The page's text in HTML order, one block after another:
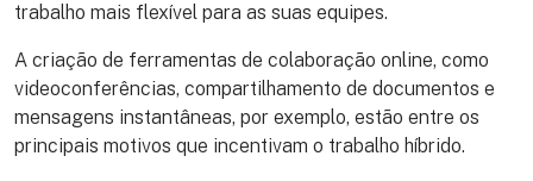
trabalho mais flexível para as suas equipes.
A criação de ferramentas de colaboração online, como
videoconferências, compartilhamento de documentos e
mensagens instantâneas, por exemplo, estão entre os
principais motivos que incentivam o trabalho híbrido.